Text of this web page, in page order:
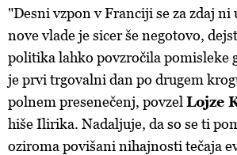
"Desni vzpon v Franciji se za zdaj
nove vlade je sicer še negotovo,
politika lahko povzročila pomisleke
je prvi trgovalni dan po drugem
polnem presenečenj, povzel Lojze
hiše Ilirika. Nadaljuje, da so se ti
oziroma povišani nihajnosti tečaja